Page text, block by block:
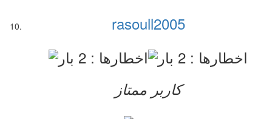
rasoull2005
کاربر ممتاز